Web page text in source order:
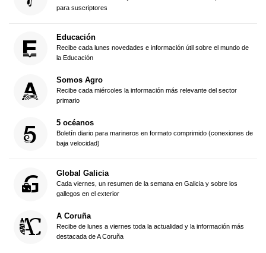
para suscriptores
Educación
Recibe cada lunes novedades e información útil sobre el mundo de
la Educación
Somos Agro
Recibe cada miércoles la información más relevante del sector
primario
5 océanos
Boletín diario para marineros en formato comprimido (conexiones de
baja velocidad)
Global Galicia
Cada viernes, un resumen de la semana en Galicia y sobre los
gallegos en el exterior
A Coruña
Recibe de lunes a viernes toda la actualidad y la información más
destacada de A Coruña